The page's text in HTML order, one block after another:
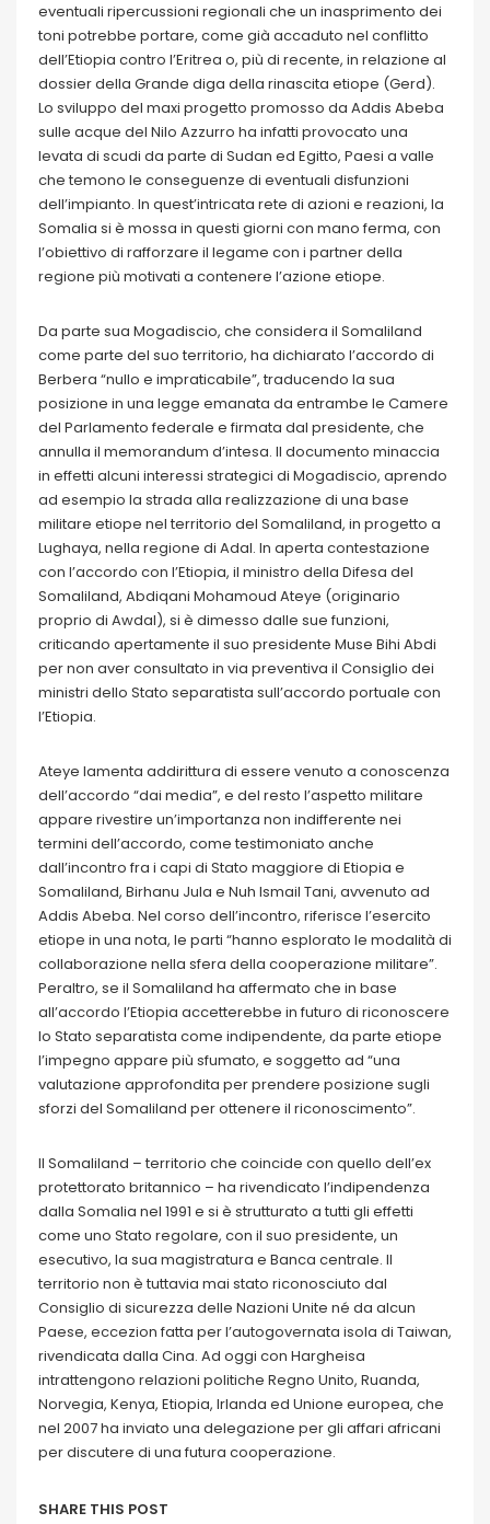
eventuali ripercussioni regionali che un inasprimento dei
toni potrebbe portare, come già accaduto nel conflitto
dell’Etiopia contro l’Eritrea o, più di recente, in relazione al
dossier della Grande diga della rinascita etiope (Gerd).
Lo sviluppo del maxi progetto promosso da Addis Abeba
sulle acque del Nilo Azzurro ha infatti provocato una
levata di scudi da parte di Sudan ed Egitto, Paesi a valle
che temono le conseguenze di eventuali disfunzioni
dell’impianto. In quest’intricata rete di azioni e reazioni, la
Somalia si è mossa in questi giorni con mano ferma, con
l’obiettivo di rafforzare il legame con i partner della
regione più motivati a contenere l’azione etiope.
Da parte sua Mogadiscio, che considera il Somaliland
come parte del suo territorio, ha dichiarato l’accordo di
Berbera “nullo e impraticabile”, traducendo la sua
posizione in una legge emanata da entrambe le Camere
del Parlamento federale e firmata dal presidente, che
annulla il memorandum d’intesa. Il documento minaccia
in effetti alcuni interessi strategici di Mogadiscio, aprendo
ad esempio la strada alla realizzazione di una base
militare etiope nel territorio del Somaliland, in progetto a
Lughaya, nella regione di Adal. In aperta contestazione
con l’accordo con l’Etiopia, il ministro della Difesa del
Somaliland, Abdiqani Mohamoud Ateye (originario
proprio di Awdal), si è dimesso dalle sue funzioni,
criticando apertamente il suo presidente Muse Bihi Abdi
per non aver consultato in via preventiva il Consiglio dei
ministri dello Stato separatista sull’accordo portuale con
l’Etiopia.
Ateye lamenta addirittura di essere venuto a conoscenza
dell’accordo “dai media”, e del resto l’aspetto militare
appare rivestire un’importanza non indifferente nei
termini dell’accordo, come testimoniato anche
dall’incontro fra i capi di Stato maggiore di Etiopia e
Somaliland, Birhanu Jula e Nuh Ismail Tani, avvenuto ad
Addis Abeba. Nel corso dell’incontro, riferisce l’esercito
etiope in una nota, le parti “hanno esplorato le modalità di
collaborazione nella sfera della cooperazione militare”.
Peraltro, se il Somaliland ha affermato che in base
all’accordo l’Etiopia accetterebbe in futuro di riconoscere
lo Stato separatista come indipendente, da parte etiope
l’impegno appare più sfumato, e soggetto ad “una
valutazione approfondita per prendere posizione sugli
sforzi del Somaliland per ottenere il riconoscimento”.
Il Somaliland – territorio che coincide con quello dell’ex
protettorato britannico – ha rivendicato l’indipendenza
dalla Somalia nel 1991 e si è strutturato a tutti gli effetti
come uno Stato regolare, con il suo presidente, un
esecutivo, la sua magistratura e Banca centrale. Il
territorio non è tuttavia mai stato riconosciuto dal
Consiglio di sicurezza delle Nazioni Unite né da alcun
Paese, eccezion fatta per l’autogovernata isola di Taiwan,
rivendicata dalla Cina. Ad oggi con Hargheisa
intrattengono relazioni politiche Regno Unito, Ruanda,
Norvegia, Kenya, Etiopia, Irlanda ed Unione europea, che
nel 2007 ha inviato una delegazione per gli affari africani
per discutere di una futura cooperazione.
SHARE THIS POST